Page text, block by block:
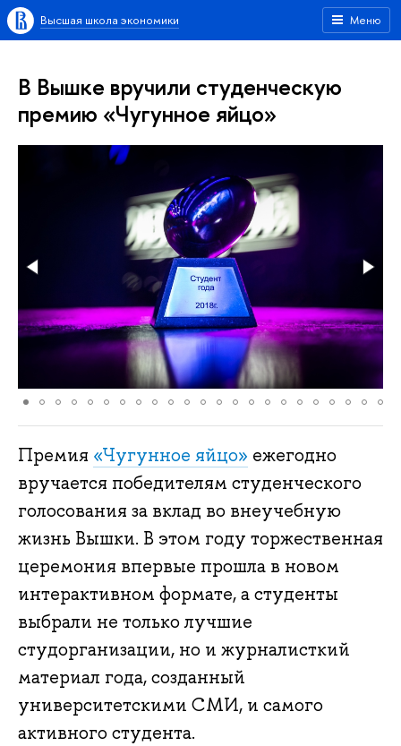
Меню
Высшая школа экономики
В Вышке вручили студенческую
премию «Чугунное яйцо»
Премия «Чугунное яйцо» ежегодно
вручается победителям студенческого
голосования за вклад во внеучебную
жизнь Вышки. В этом году торжественная
церемония впервые прошла в новом
интерактивном формате, а студенты
выбрали не только лучшие
студорганизации, но и журналисткий
материал года, созданный
университетскими СМИ, и самого
активного студента.